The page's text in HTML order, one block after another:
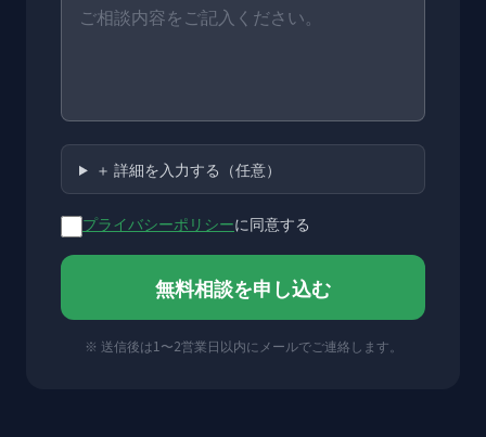
＋ 詳細を入力する（任意）
プライバシーポリシーに同意する
無料相談を申し込む
※ 送信後は1〜2営業日以内にメールでご連絡します。